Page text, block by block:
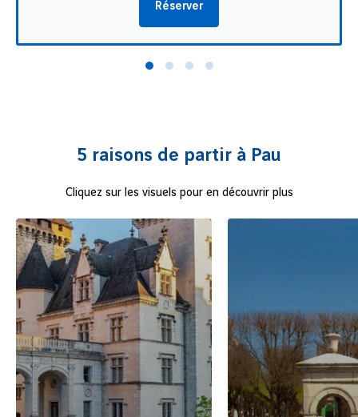
Réserver
5 raisons de partir à Pau
Cliquez sur les visuels pour en découvrir plus